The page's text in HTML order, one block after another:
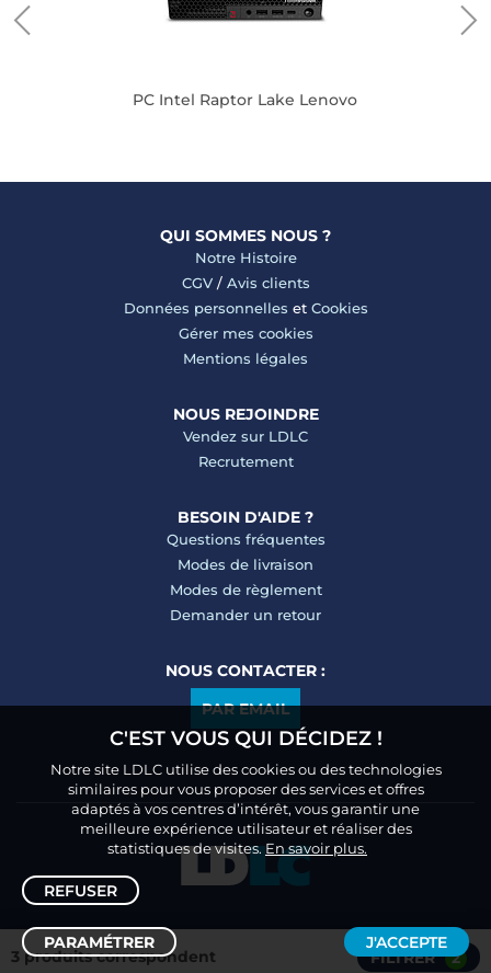
Trier /Filtrer
3 produits correspondent FILTRER 2
PC Intel Raptor Lake Lenovo
QUI SOMMES NOUS ?
Notre Histoire
CGV/ Avis clients
Données personnelles et Cookies
Gérer mes cookies
Mentions légales
NOUS REJOINDRE
Vendez sur LDLC
Recrutement
BESOIN D'AIDE ?
Questions fréquentes
Modes de livraison
Modes de règlement
Demander un retour
NOUS CONTACTER :
PAR EMAIL
C'EST VOUS QUI DÉCIDEZ !
Notre site LDLC utilise des cookies ou des technologies
similaires pour vous proposer des services et offres
adaptés à vos centres d’intérêt, vous garantir une
meilleure expérience utilisateur et réaliser des
statistiques de visites.En savoir plus.
REFUSER
PARAMÉTRER J'ACCEPTE